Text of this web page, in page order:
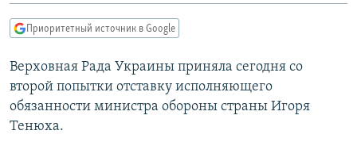
главной
навигации
Вернутся
поиску
IDEL.РЕАЛИИ
КАВКАЗ.РЕАЛИИ
СЕВЕР.РЕАЛИИ
СИБИРЬ.РЕАЛИИ
Приоритетный источник в Google
Верховная Рада Украины приняла сегодня со
второй попытки отставку исполняющего
обязанности министра обороны страны Игоря
Тенюха.